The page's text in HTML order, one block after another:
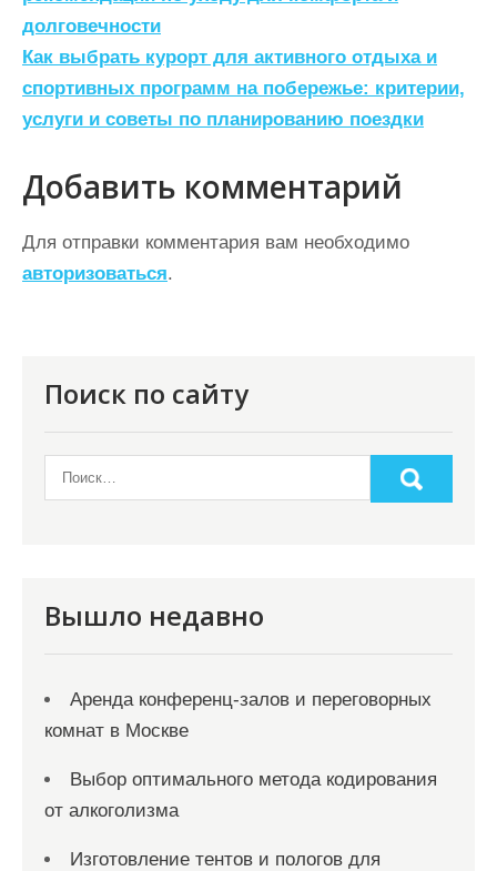
в
и
г
ц
я
п
долговечности
Как выбрать курорт для активного отдыха и
спортивных программ на побережье: критерии,
услуги и советы по планированию поездки
Добавить комментарий
Для отправки комментария вам необходимо
авторизоваться.
Поиск по сайту
Вышло недавно
Аренда конференц-залов и переговорных
комнат в Москве
Выбор оптимального метода кодирования
от алкоголизма
Изготовление тентов и пологов для